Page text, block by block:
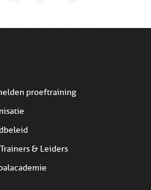
proeftraining
& Leiders